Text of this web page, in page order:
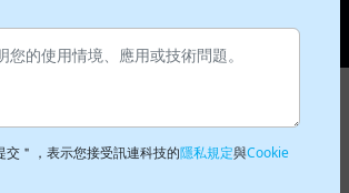
了解更多
、台灣開發的人臉辨識
引擎
交＂，表示您接受訊連科技的隱私規定與Cookie